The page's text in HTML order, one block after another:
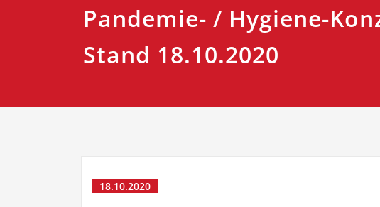
Pandemie- / Hygiene-
Stand 18.10.2020
18.10.2020